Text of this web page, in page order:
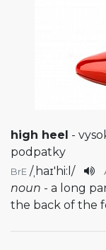
high heel -
podpatky
BrE /ˌhaɪ'hi:l /
noun - a long
the back of the